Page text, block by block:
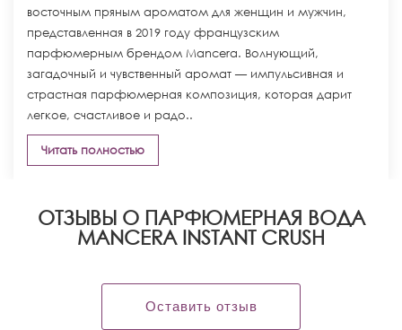
восточным пряным ароматом для женщин и мужчин,
представленная в 2019 году французским
парфюмерным брендом Mancera. Волнующий,
загадочный и чувственный аромат — импульсивная и
страстная парфюмерная композиция, которая дарит
легкое, счастливое и радо..
Читать полностью
ОТЗЫВЫ О ПАРФЮМЕРНАЯ ВОДА
MANCERA INSTANT CRUSH
Оставить отзыв